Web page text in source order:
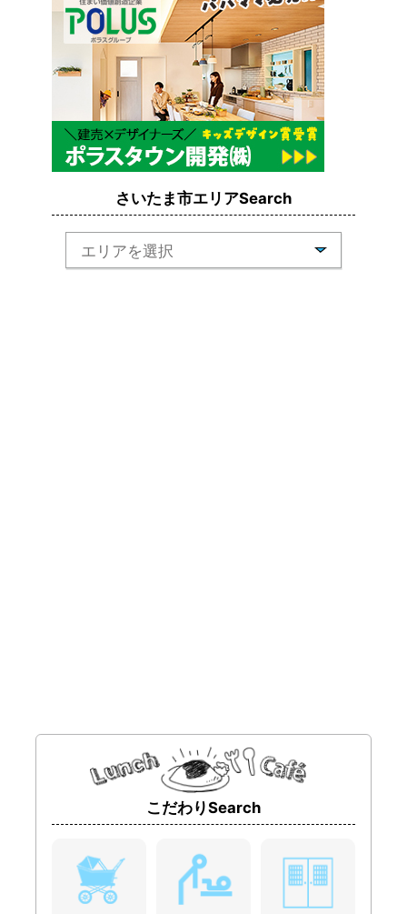
さいたま市エリアSearch
こだわりSearch